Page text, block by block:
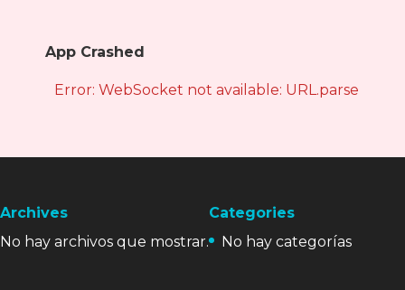
App Crashed
Error: WebSocket not available: URL.parse is
Archives
No hay archivos que mostrar.
Categories
No hay categorías